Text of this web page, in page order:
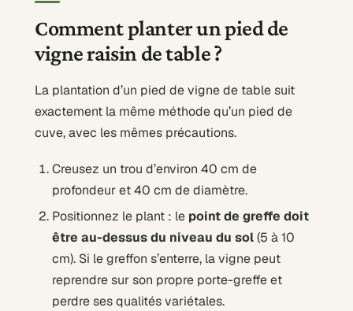
Comment planter un pied de
vigne raisin de table ?
La plantation d’un pied de vigne de table suit
exactement la même méthode qu’un pied de
cuve, avec les mêmes précautions.
Creusez un trou d’environ 40 cm de
profondeur et 40 cm de diamètre.
Positionnez le plant : le point de greffe doit
être au-dessus du niveau du sol(5 à 10
cm). Si le greffon s’enterre, la vigne peut
reprendre sur son propre porte-greffe et
perdre ses qualités variétales.